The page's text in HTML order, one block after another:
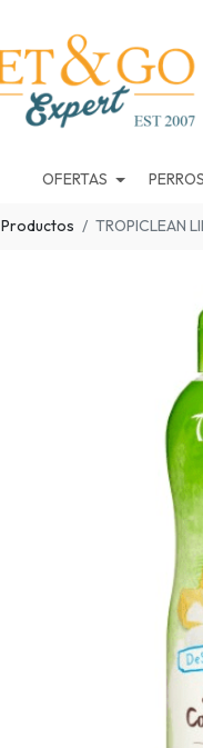
OFERTAS PERROS
Productos TROPICLEAN